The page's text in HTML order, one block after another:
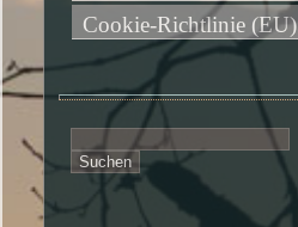
Cookie-Richtlinie (EU)
nach: